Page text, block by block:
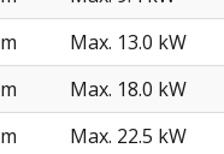
Max. 13.0 kW
Max. 18.0 kW
Max. 22.5 kW